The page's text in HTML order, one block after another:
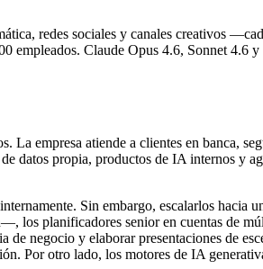
redes sociales y canales creativos
Claude Opus 4.6, Sonnet 4.6
empresa atiende a clientes en banca,
datos propia, productos de IA internos y
Sin embargo, escalarlos hacia
planificadores senior en cuentas de
negocio y elaborar presentaciones de
Por otro lado, los motores de IA